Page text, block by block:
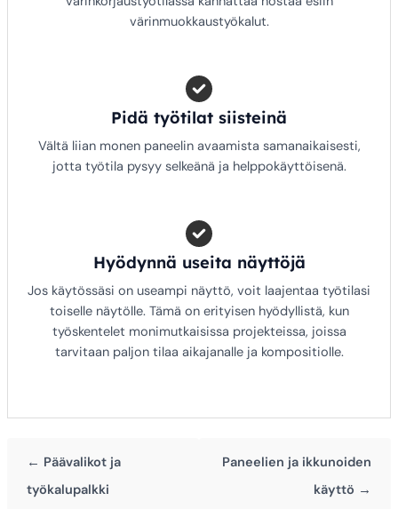
värinmuokkaustyökalut.
Pidä työtilat siisteinä
Vältä liian monen paneelin avaamista samanaikaisesti,
jotta työtila pysyy selkeänä ja helppokäyttöisenä.
Hyödynnä useita näyttöjä
Jos käytössäsi on useampi näyttö, voit laajentaa työtilasi
toiselle näytölle. Tämä on erityisen hyödyllistä, kun
työskentelet monimutkaisissa projekteissa, joissa
tarvitaan paljon tilaa aikajanalle ja kompositiolle.
← Päävalikot ja
työkalupalkki
Paneelien ja ikkunoiden
käyttö →